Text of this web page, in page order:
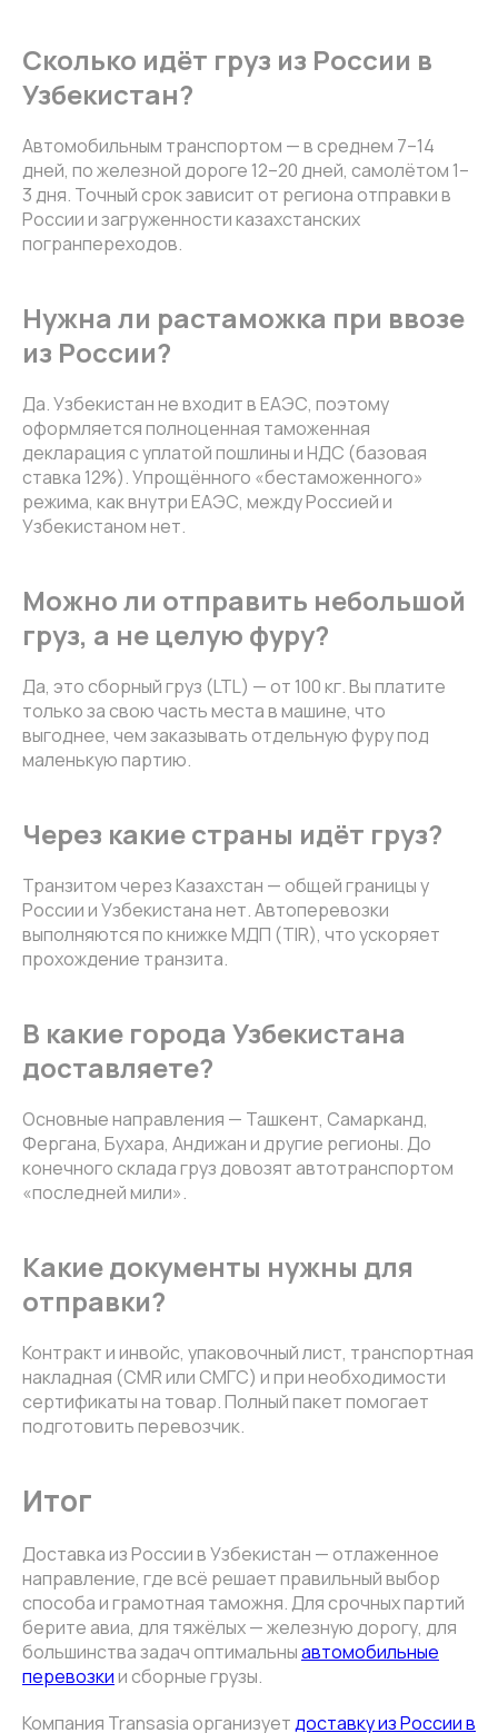
Сколько идёт груз из России в
Узбекистан?
Автомобильным транспортом — в среднем 7–14
дней, по железной дороге 12–20 дней, самолётом 1–
3 дня. Точный срок зависит от региона отправки в
России и загруженности казахстанских
погранпереходов.
Нужна ли растаможка при ввозе
из России?
Да. Узбекистан не входит в ЕАЭС, поэтому
оформляется полноценная таможенная
декларация с уплатой пошлины и НДС (базовая
ставка 12%). Упрощённого «бестаможенного»
режима, как внутри ЕАЭС, между Россией и
Узбекистаном нет.
Можно ли отправить небольшой
груз, а не целую фуру?
Да, это сборный груз (LTL) — от 100 кг. Вы платите
только за свою часть места в машине, что
выгоднее, чем заказывать отдельную фуру под
маленькую партию.
Через какие страны идёт груз?
Транзитом через Казахстан — общей границы у
России и Узбекистана нет. Автоперевозки
выполняются по книжке МДП (TIR), что ускоряет
прохождение транзита.
В какие города Узбекистана
доставляете?
Основные направления — Ташкент, Самарканд,
Фергана, Бухара, Андижан и другие регионы. До
конечного склада груз довозят автотранспортом
«последней мили».
Какие документы нужны для
отправки?
Контракт и инвойс, упаковочный лист, транспортная
накладная (CMR или СМГС) и при необходимости
сертификаты на товар. Полный пакет помогает
подготовить перевозчик.
Итог
Доставка из России в Узбекистан — отлаженное
направление, где всё решает правильный выбор
способа и грамотная таможня. Для срочных партий
берите авиа, для тяжёлых — железную дорогу, для
большинства задач оптимальныавтомобильные
перевозкии сборные грузы.
Компания Transasia организуетдоставку из России в